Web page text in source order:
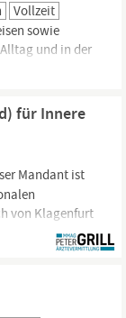
Vollzeit
sowie
und in der
Tages-
zur
für Innere
Mandant ist
von Klagenfurt
Assistenzarzt
über die